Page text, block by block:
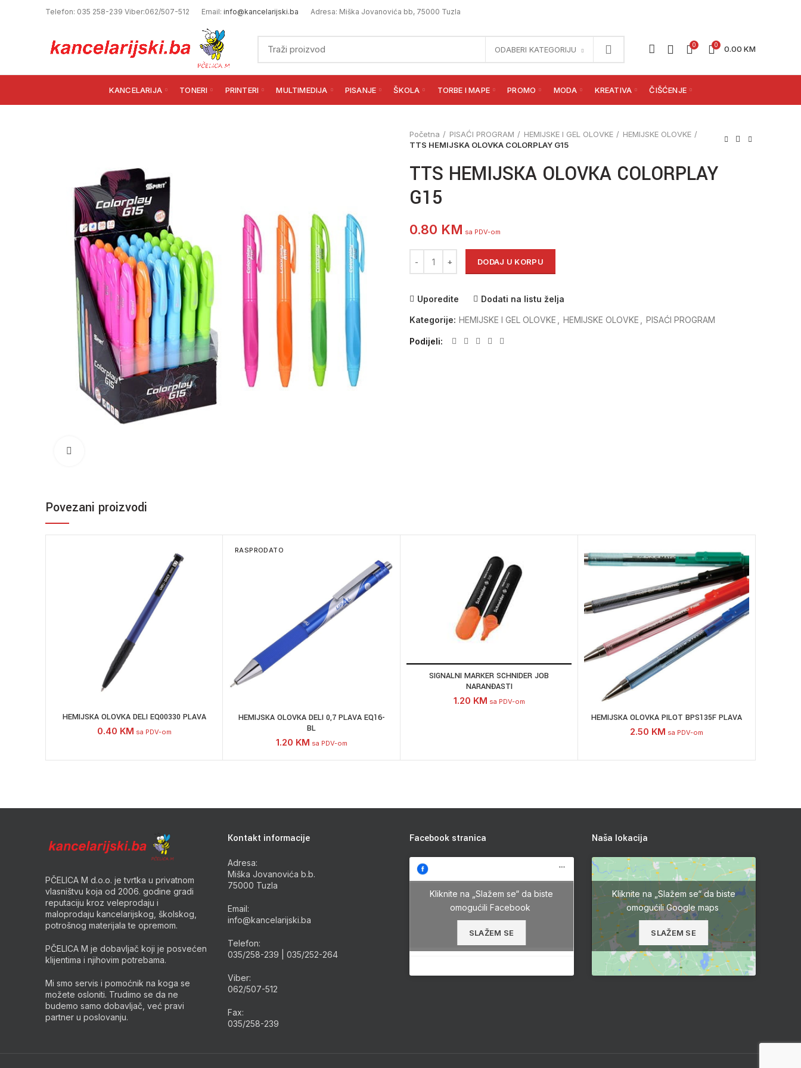
Telefon: 035 258-239 Viber:062/507-512 Email: info@kancelarijski.ba Adresa: Miška Jovanovića bb, 75000 Tuzla
ODABERI KATEGORIJU 0 0 0.00 KM
KANCELARIJA TONERI PRINTERI MULTIMEDIJA PISANJE ŠKOLA TORBE I MAPE PROMO MODA KREATIVA ČIŠĆENJE
Početna PISAĆI PROGRAM HEMIJSKE I GEL OLOVKE
HEMIJSKE OLOVKE
TTS HEMIJSKA OLOVKA COLORPLAY G15
TTS HEMIJSKA OLOVKA COLORPLAY
G15
0.80 KM sa PDV-om
DODAJ U KORPU
Uporedite Dodati na listu želja
Kategorije: HEMIJSKE I GEL OLOVKE HEMIJSKE OLOVKE PISAĆI PROGRAM
Podijeli
Povezani proizvodi
HEMIJSKA OLOVKA DELI EQ00330 PLAVA
0.40 KM sa PDV-om
RASPRODATO
HEMIJSKA OLOVKA DELI 0,7 PLAVA EQ16-
BL
1.20 KM sa PDV-om
SIGNALNI MARKER SCHNIDER JOB
NARANĐASTI
1.20 KM sa PDV-om
HEMIJSKA OLOVKA PILOT BPS135F PLAVA
2.50 KM sa PDV-om
PČELICA M d.o.o. je tvrtka u privatnom
vlasništvu koja od 2006. godine gradi
reputaciju kroz veleprodaju i
maloprodaju kancelarijskog, školskog,
potrošnog materijala te opremom.
PČELICA M je dobavljač koji je posvećen
klijentima i njihovim potrebama.
Mi smo servis i pomoćnik na koga se
možete osloniti. Trudimo se da ne
budemo samo dobavljač, već pravi
partner u poslovanju.
Kontakt informacije
Adresa:
Miška Jovanovića b.b.
75000 Tuzla
Email:
info@kancelarijski.ba
Telefon:
035/258-239 | 035/252-264
Viber:
062/507-512
Fax:
035/258-239
Facebook stranica
Kliknite na „Slažem se“ da biste
omogućili Facebook
SLAŽEM SE
Naša lokacija
Kliknite na „Slažem se“ da biste
omogućili Google maps
SLAŽEM SE